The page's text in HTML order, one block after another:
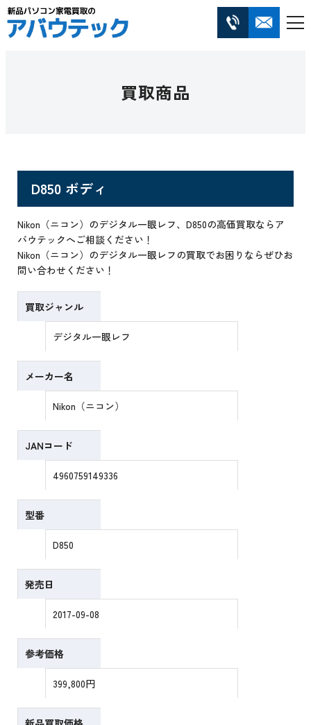
買取商品
D850 ボディ
Nikon（ニコン）のデジタル一眼レフ、D850の高価買取ならア
バウテックへご相談ください！
Nikon（ニコン）のデジタル一眼レフの買取でお困りならぜひお
問い合わせください！
買取ジャンル
デジタル一眼レフ
メーカー名
Nikon（ニコン）
JANコード
4960759149336
型番
D850
発売日
2017-09-08
参考価格
399,800円